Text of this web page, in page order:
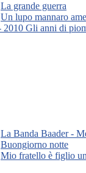
La grande guerra
Un lupo mannaro
2010 Gli anni di
La Banda Baader -
Buongiorno notte
Mio fratello è figlio